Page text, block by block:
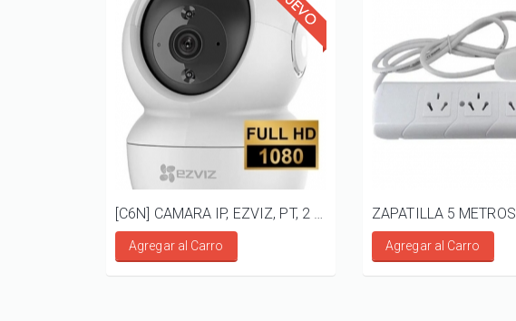
[C6N] CAMARA IP, EZVIZ, PT, 2 MP, AUDIO BIDIRECCIONAL
Agregar al Carro
ZAPATILLA 5 METROS
Agregar al Carro